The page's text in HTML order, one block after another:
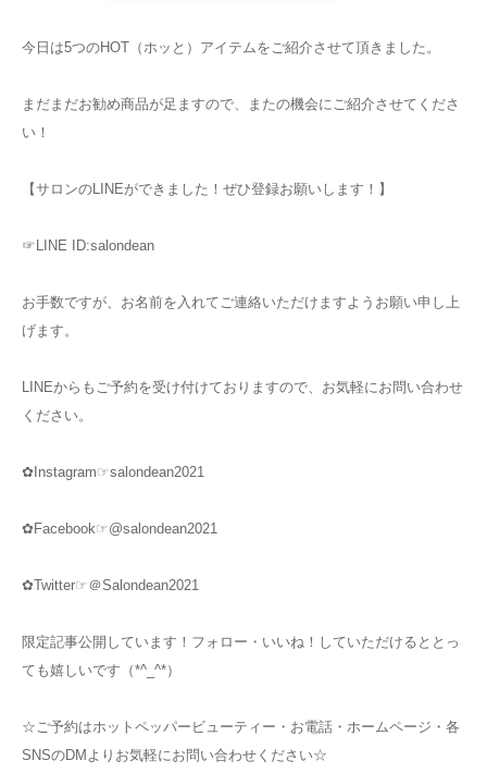
今日は5つのHOT（ホッと）アイテムをご紹介させて頂きました。
まだまだお勧め商品が足ますので、またの機会にご紹介させてくださ
い！
【サロンのLINEができました！ぜひ登録お願いします！】
☞LINE ID:salondean
お手数ですが、お名前を入れてご連絡いただけますようお願い申し上
げます。
LINEからもご予約を受け付けておりますので、お気軽にお問い合わせ
ください。
✿Instagram☞salondean2021
✿Facebook☞@salondean2021
✿Twitter☞＠Salondean2021
限定記事公開しています！フォロー・いいね！していただけるととっ
ても嬉しいです（*^_^*）
☆ご予約はホットペッパービューティー・お電話・ホームページ・各
SNSのDMよりお気軽にお問い合わせください☆